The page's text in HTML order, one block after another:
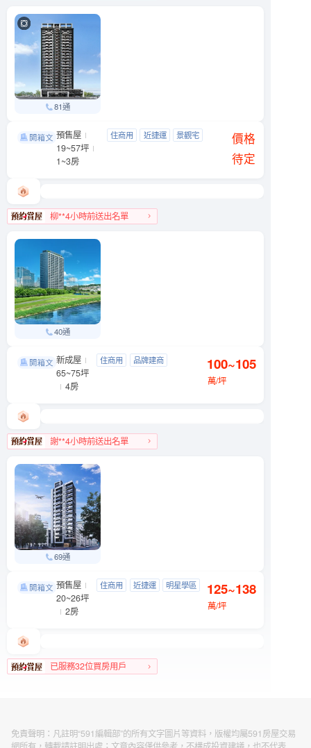
81通
利晉·崧喆松山區 八德路四段499號
預售屋
19~57坪
1~3房
住商用 近捷運
景觀宅
價格
待定
柳**4小時前送出名單
40通
忠泰湛 文山區 木新路一段6號
新成屋
65~75坪
4房
住商用
品牌建商
100~105
萬/坪
謝**4小時前送出名單
69通
織旅 松山區 八德路三段201號
預售屋
20~26坪
2房
住商用 近捷運
明星學區
125~138
萬/坪
已服務32位買房用戶
免責聲明：凡註明“591編輯部”的所有文字圖片等資料，版權均屬591房屋交易